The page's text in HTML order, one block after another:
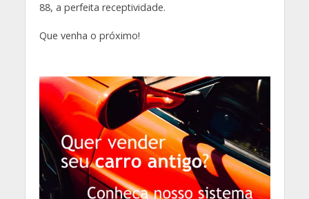
88, a perfeita receptividade.
Que venha o próximo!